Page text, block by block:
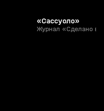
«Сассуоло»
Журнал «Сделано в